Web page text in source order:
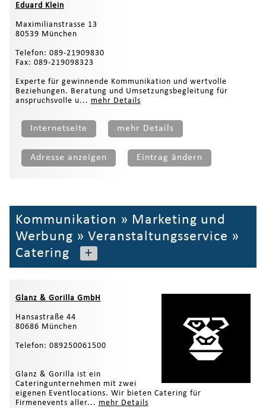
Eduard Klein
Maximilianstrasse 13
80539 München
Telefon: 089-21909830
Fax: 089-219098323
Experte für gewinnende Kommunikation und wertvolle
Beziehungen. Beratung und Umsetzungsbegleitung für
anspruchsvolle u... mehr Details
Internetseite mehr Details
Adresse anzeigen Eintrag ändern
Kommunikation » Marketing und
Werbung » Veranstaltungsservice »
Catering
+
Glanz & Gorilla GmbH
Hansastraße 44
80686 München
Telefon: 089250061500
Glanz & Gorilla ist ein
Cateringunternehmen mit zwei
eigenen Eventlocations. Wir bieten Catering für
Firmenevents aller... mehr Details